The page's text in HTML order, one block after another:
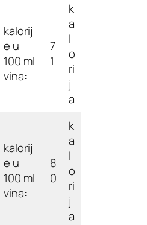
kalorij
e u
100 ml
vina:
7
1
k
a
l
o
ri
j
a
kalorij
e u
100 ml
vina:
8
0
k
a
l
o
ri
j
a